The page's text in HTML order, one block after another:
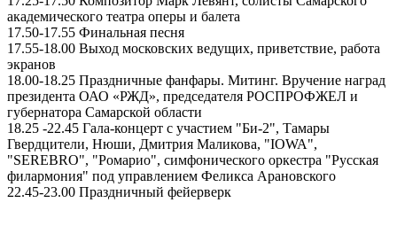
академического театра оперы и балета
17.50-17.55 Финальная песня
17.55-18.00 Выход московских ведущих, приветствие, работа
экранов
18.00-18.25 Праздничные фанфары. Митинг. Вручение наград
президента ОАО «РЖД», председателя РОСПРОФЖЕЛ и
губернатора Самарской области
18.25 -22.45 Гала-концерт с участием "Би-2", Тамары
Гвердцители, Нюши, Дмитрия Маликова, "IOWA",
"SEREBRO", "Ромарио", симфонического оркестра "Русская
филармония" под управлением Феликса Арановского
22.45-23.00 Праздничный фейерверк